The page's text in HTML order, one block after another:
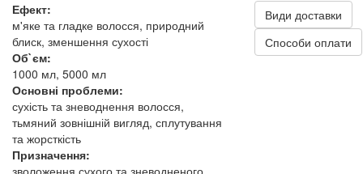
Ефект:
м'яке та гладке волосся, природний
блиск, зменшення сухості
Об`єм:
1000 мл, 5000 мл
Основні проблеми:
сухість та зневоднення волосся,
тьмяний зовнішній вигляд, сплутування
та жорсткість
Призначення:
зволоження сухого та зневодненого
Види доставки
Способи оплати